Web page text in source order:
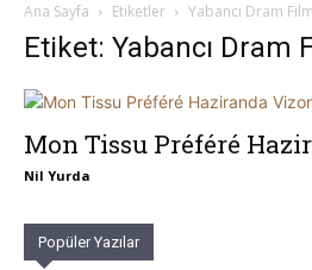
Ana Sayfa Etiketler Yabancı Dram
Etiket: Yabancı Dram
Mon Tissu Préféré
Nil Yurda
Popüler Yazılar